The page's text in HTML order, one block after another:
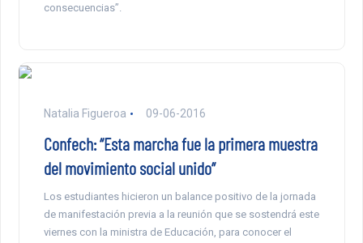
consecuencias”.
Natalia Figueroa 09-06-2016
Confech: “Esta marcha fue la primera muestra
del movimiento social unido”
Los estudiantes hicieron un balance positivo de la jornada
de manifestación previa a la reunión que se sostendrá este
viernes con la ministra de Educación, para conocer el